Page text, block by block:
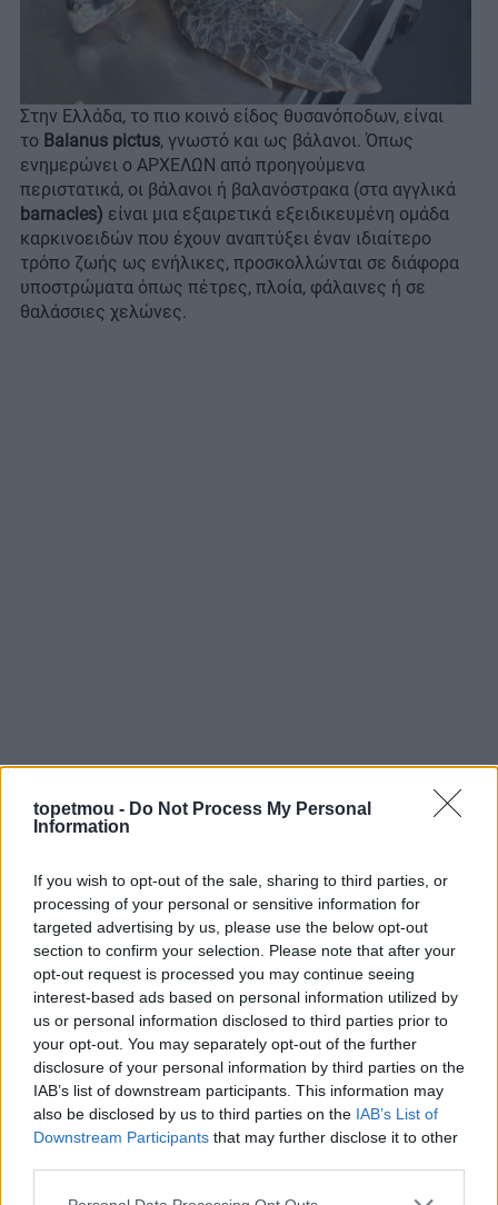
topetmou - Do Not Process My Personal
Information
If you wish to opt-out of the sale, sharing to third parties, or
processing of your personal or sensitive information for
targeted advertising by us, please use the below opt-out
section to confirm your selection. Please note that after your
opt-out request is processed you may continue seeing
interest-based ads based on personal information utilized by
us or personal information disclosed to third parties prior to
your opt-out. You may separately opt-out of the further
disclosure of your personal information by third parties on the
IAB’s list of downstream participants. This information may
also be disclosed by us to third parties on the IAB’s List of
Downstream Participants that may further disclose it to other
Στην Ελλάδα, το πιο κοινό είδος θυσανόποδων, είναι
το Balanus pictus, γνωστό και ως βάλανοι. Όπως
ενημερώνει ο ΑΡΧΕΛΩΝ από προηγούμενα
περιστατικά, οι βάλανοι ή βαλανόστρακα (στα αγγλικά
barnacles) είναι μια εξαιρετικά εξειδικευμένη ομάδα
καρκινοειδών που έχουν αναπτύξει έναν ιδιαίτερο
τρόπο ζωής ως ενήλικες, προσκολλώνται σε διάφορα
υποστρώματα όπως πέτρες, πλοία, φάλαινες ή σε
θαλάσσιες χελώνες.
Αν βρουν μια εξασθενημένη θαλάσσια χελώνα η οποία
δεν κινείται ή δεν καταδύεται, οι βάλανοι βρίσκουν την
ευκαιρία να πολλαπλασιαστούν πολύ εύκολα.
Όπως μας ενημερώνει o Σύλλογος “Προστασίας Άγριας
Ζωής Νάξου”, μια ένδειξη της καλής υγείας μιας
θαλάσσιας χελώνας είναι η κατάσταση του καβουκιού